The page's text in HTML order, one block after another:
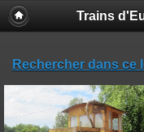
Trains
Rechercher dans ce